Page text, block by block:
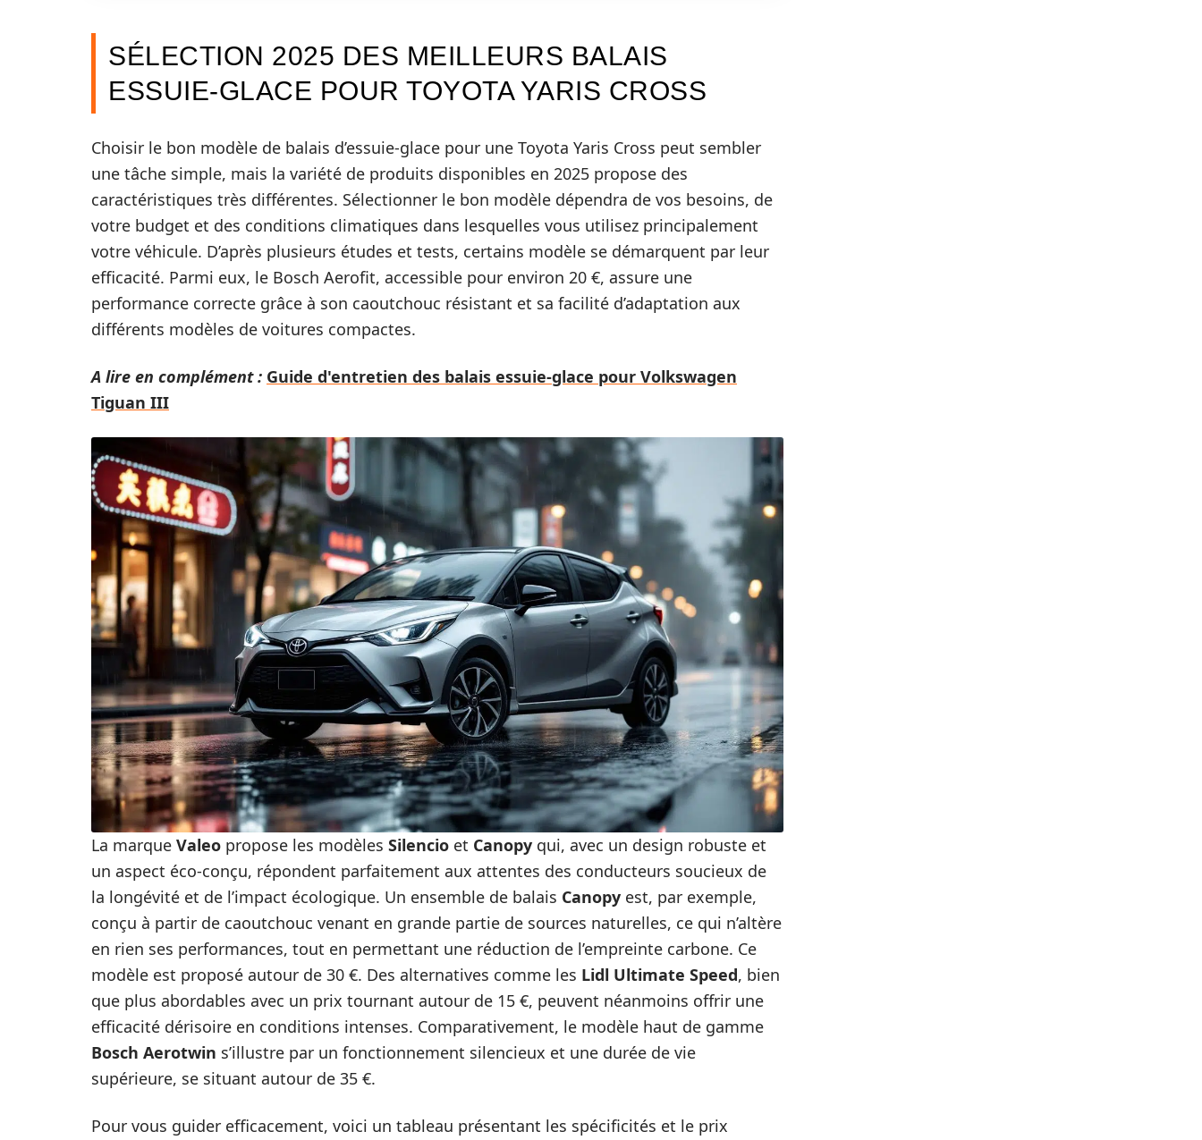
SÉLECTION 2025 DES MEILLEURS BALAIS
ESSUIE-GLACE POUR TOYOTA YARIS CROSS
Choisir le bon modèle de balais d’essuie-glace pour une Toyota Yaris Cross peut sembler
une tâche simple, mais la variété de produits disponibles en 2025 propose des
caractéristiques très différentes. Sélectionner le bon modèle dépendra de vos besoins, de
votre budget et des conditions climatiques dans lesquelles vous utilisez principalement
votre véhicule. D’après plusieurs études et tests, certains modèle se démarquent par leur
efficacité. Parmi eux, le Bosch Aerofit, accessible pour environ 20 €, assure une
performance correcte grâce à son caoutchouc résistant et sa facilité d’adaptation aux
différents modèles de voitures compactes.
A lire en complément : Guide d'entretien des balais essuie-glace pour Volkswagen
Tiguan III
La marque Valeo propose les modèles Silencio et Canopy qui, avec un design robuste et
un aspect éco-conçu, répondent parfaitement aux attentes des conducteurs soucieux de
la longévité et de l’impact écologique. Un ensemble de balais Canopy est, par exemple,
conçu à partir de caoutchouc venant en grande partie de sources naturelles, ce qui n’altère
en rien ses performances, tout en permettant une réduction de l’empreinte carbone. Ce
modèle est proposé autour de 30 €. Des alternatives comme les Lidl Ultimate Speed, bien
que plus abordables avec un prix tournant autour de 15 €, peuvent néanmoins offrir une
efficacité dérisoire en conditions intenses. Comparativement, le modèle haut de gamme
Bosch Aerotwin s’illustre par un fonctionnement silencieux et une durée de vie
supérieure, se situant autour de 35 €.
Pour vous guider efficacement, voici un tableau présentant les spécificités et le prix